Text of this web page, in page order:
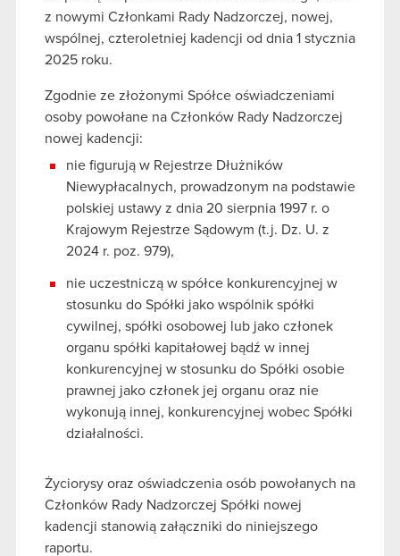
z nowymi Członkami Rady Nadzorczej, nowej,
wspólnej, czteroletniej kadencji od dnia 1 stycznia
2025 roku.
Zgodnie ze złożonymi Spółce oświadczeniami
osoby powołane na Członków Rady Nadzorczej
nowej kadencji:
nie figurują w Rejestrze Dłużników
Niewypłacalnych, prowadzonym na podstawie
polskiej ustawy z dnia 20 sierpnia 1997 r. o
Krajowym Rejestrze Sądowym (t.j. Dz. U. z
2024 r. poz. 979),
nie uczestniczą w spółce konkurencyjnej w
stosunku do Spółki jako wspólnik spółki
cywilnej, spółki osobowej lub jako członek
organu spółki kapitałowej bądź w innej
konkurencyjnej w stosunku do Spółki osobie
prawnej jako członek jej organu oraz nie
wykonują innej, konkurencyjnej wobec Spółki
działalności.
Życiorysy oraz oświadczenia osób powołanych na
Członków Rady Nadzorczej Spółki nowej
kadencji stanowią załączniki do niniejszego
raportu.